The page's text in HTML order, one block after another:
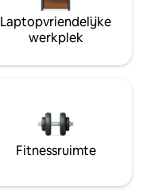
Laptopvriendelijke
werkplek
Fitnessruimte